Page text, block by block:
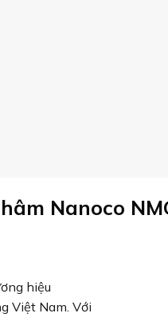
Nanoco
hiệu
Việt Nam. Với